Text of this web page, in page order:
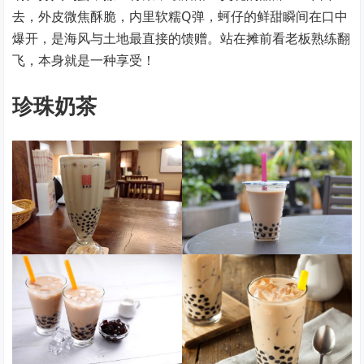
去，外皮微焦酥脆，内里软糯Q弹，蚵仔的鲜甜瞬间在口中
爆开，是海风与土地最直接的馈赠。站在摊前看老板熟练翻
飞，本身就是一种享受！
珍珠奶茶